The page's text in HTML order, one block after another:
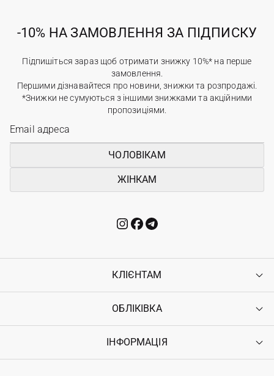
-10% НА ЗАМОВЛЕННЯ ЗА ПІДПИСКУ
Підпишіться зараз щоб отримати знижку 10%* на перше
замовлення.
Першими дізнавайтеся про новини, знижки та розпродажі.
*Знижки не сумуються з іншими знижками та акційними
пропозиціями.
ЧОЛОВІКАМ
ЖІНКАМ
КЛІЄНТАМ
Контакти
Повернення
Гарантія
ОБЛІКІВКА
Увійти
ІНФОРМАЦІЯ